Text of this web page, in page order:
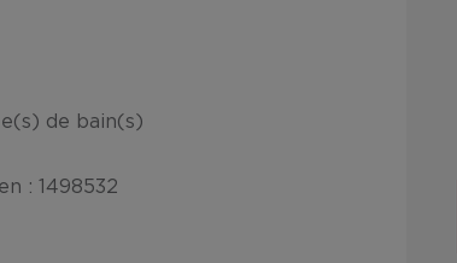
de bain(s)
: 1498532